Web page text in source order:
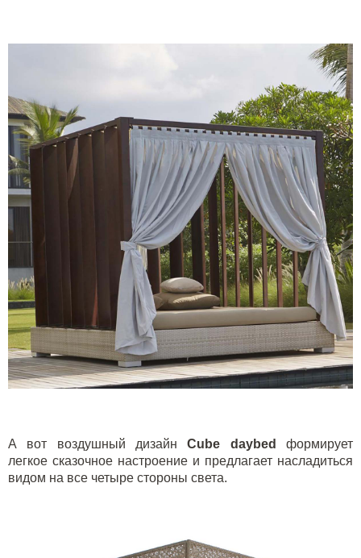
А вот воздушный дизайнCube daybed
формирует
легкое сказочное настроение и предлагает насладиться
видом на все четыре стороны света.